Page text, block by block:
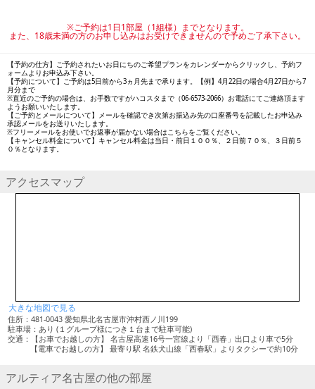
※ご予約は1日1部屋（1組様）までとなります。
また、18歳未満の方のお申し込みはお受けできませんので予めご了承下さい。
【予約の仕方】ご予約されたいお日にちのご希望プランをカレンダーからクリックし、予約フ
ォームよりお申込み下さい。
【予約について】ご予約は5日前から3ヵ月先まで承ります。【例】4月22日の場合4月27日から7
月分まで
※直近のご予約の場合は、お手数ですがハコスタまで（06-6573-2066）お電話にてご連絡頂ます
ようお願いいたします。
【ご予約とメールについて】メールを確認でき次第お振込み先の口座番号を記載したお申込み
承認メールをお送りいたします。
※フリーメールをお使いでお返事が届かない場合はこちらをご覧ください。
【キャンセル料金について】キャンセル料金は当日・前日１００％、２日前７０％、３日前５
０％となります。
アクセスマップ
大きな地図で見る
住所：481-0043 愛知県北名古屋市沖村西ノ川199
駐車場：あり (１グループ様につき１台まで駐車可能)
交通：【お車でお越しの方】 名古屋高速16号一宮線より「西春」出口より車で5分
【電車でお越しの方】 最寄り駅 名鉄犬山線「西春駅」よりタクシーで約10分
アルティア名古屋の他の部屋